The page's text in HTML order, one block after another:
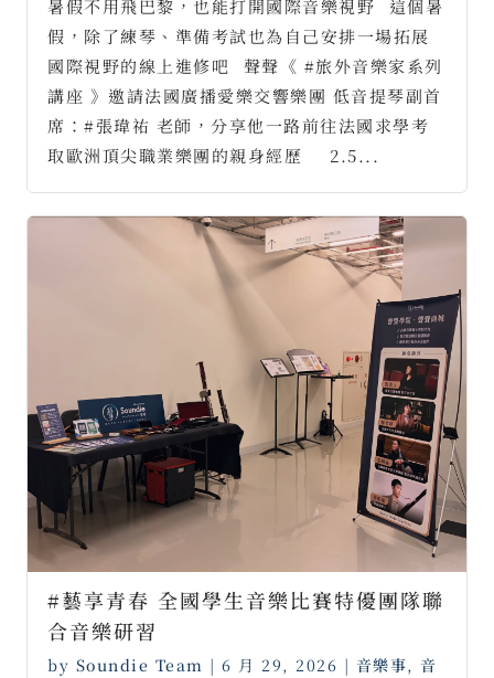
暑假不用飛巴黎，也能打開國際音樂視野⠀這個暑
假，除了練琴、準備考試也為自己安排一場拓展
國際視野的線上進修吧⠀聲聲《 #旅外音樂家系列
講座 》邀請法國廣播愛樂交響樂團 低音提琴副首
席：#張瑋祐 老師，分享他一路前往法國求學考
取歐洲頂尖職業樂團的親身經歷⠀⠀2.5...
#藝享青春 全國學生音樂比賽特優團隊聯
合音樂研習
by Soundie Team | 6 月 29, 2026 | 音樂事, 音